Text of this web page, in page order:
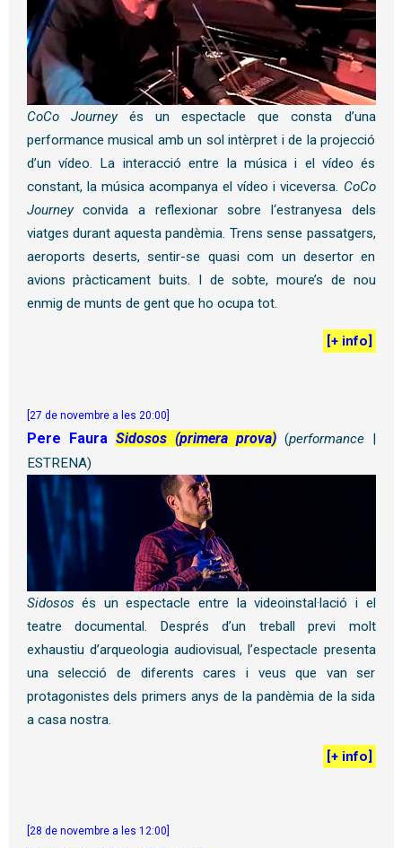
CoCo Journeyés un espectacle que consta d’una
performance musical amb un sol intèrpret i de la projecció
d’un vídeo. La interacció entre la música i el vídeo és
constant, la música acompanya el vídeo i viceversa. CoCo
Journeyconvida a reflexionar sobre l ‘estranyesa dels
viatges durant aquesta pandèmia. Trens sense passatgers,
aeroports deserts, sentir-se quasi com un desertor en
avions pràcticament buits. I de sobte, moure’s de nou
enmig de munts de gent que ho ocupa tot.
[+ info]
[27 de novembre a les 20:00]
Pere Faura Sidosos (primera prova)(performance |
ESTRENA)
Sidosos és un espectacle entre la videoinstal·lació i el
teatre documental. Després d’un treball previ molt
exhaustiu d’arqueologia audiovisual, l’espectacle presenta
una selecció de diferents cares i veus que van ser
protagonistes dels primers anys de la pandèmia de la sida
a casa nostra.
[+ info]
[28 de novembre a les 12:00]